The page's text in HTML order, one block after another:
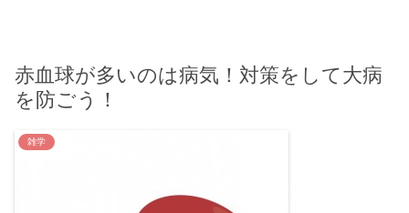
赤血球が多いのは病気！対策をして大病
を防ごう！
雑学